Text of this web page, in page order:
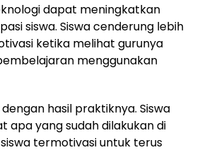
dapat meningkatkan
siswa. Siswa cenderung lebih
ketika melihat gurunya
menggunakan
dengan hasil praktiknya. Siswa
apa yang sudah dilakukan di
termotivasi untuk terus